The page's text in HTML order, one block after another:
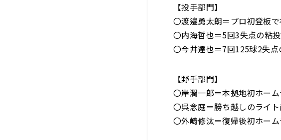
【投手部門】
〇渡邉勇太朗＝プロ初登板
〇内海哲也＝5回3失点の粘
〇今井達也＝7回125球2失
【野手部門】
〇岸潤一郎＝本拠地初ホー
〇呉念庭＝勝ち越しのライ
〇外崎修汰＝復帰後初ホー